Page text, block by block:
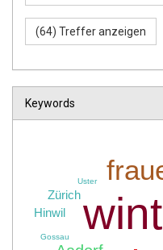
Keywords
Zürich
Hinwil
Gossau
Uster